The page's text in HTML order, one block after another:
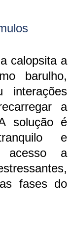
calopsita a
barulho,
interações
a
solução é
e
acesso a
fases do